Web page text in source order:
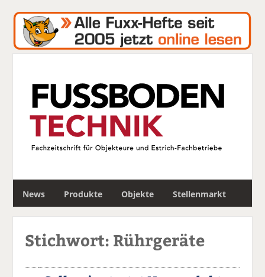
News Produkte Objekte Stellenmarkt
c
Stichwort: Rührgeräte